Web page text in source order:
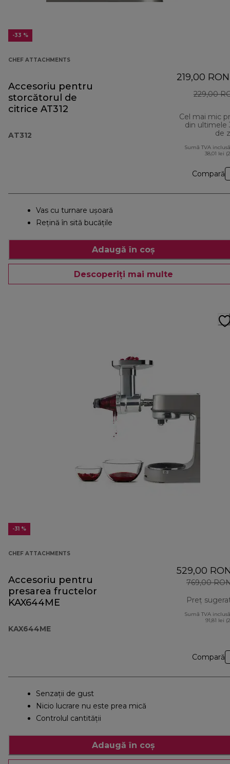
-33 %
CHEF ATTACHMENTS
Accesoriu pentru
storcătorul de
citrice AT312
AT312
219,00 RON
229,00
Cel mai mic
din ultimele
de
Sumă TVA
38,01 lei
Compară
Vas cu turnare ușoară
Rețină în sită bucățile
Adaugă în coș
Descoperiți mai multe
-31 %
CHEF ATTACHMENTS
Accesoriu pentru
presarea fructelor
KAX644ME
KAX644ME
529,00
769,00
Preț
Sumă TVA
91,81 lei
Compară
Senzaţii de gust
Nicio lucrare nu este prea mică
Controlul cantității
Adaugă în coș